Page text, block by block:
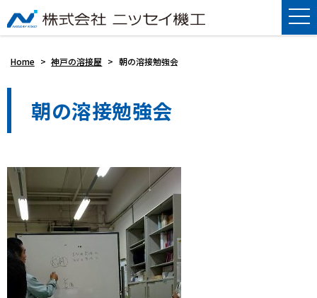
Home > 神戸の溶接屋 > 朝の溶接勉強会
朝の溶接勉強会